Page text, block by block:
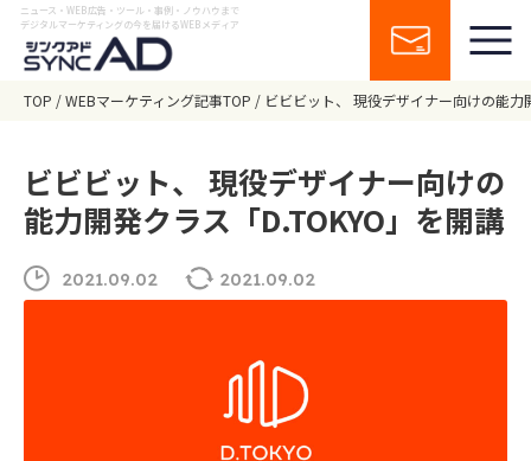
ニュース・WEB広告・ツール・事例・ノウハウまで
デジタルマーケティングの今を届けるWEBメディア
TOP WEBマーケティング記事TOP ビビビット、 現役デザイナー向けの能力
ビビビット、 現役デザイナー向けの
能力開発クラス「D.TOKYO」を開講
2021.09.02 2021.09.02